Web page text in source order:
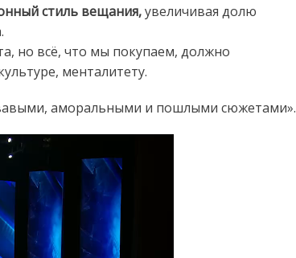
стиль вещания,увеличивая долю
но всё, что мы покупаем, должно
менталитету.
аморальными и пошлыми сюжетами».